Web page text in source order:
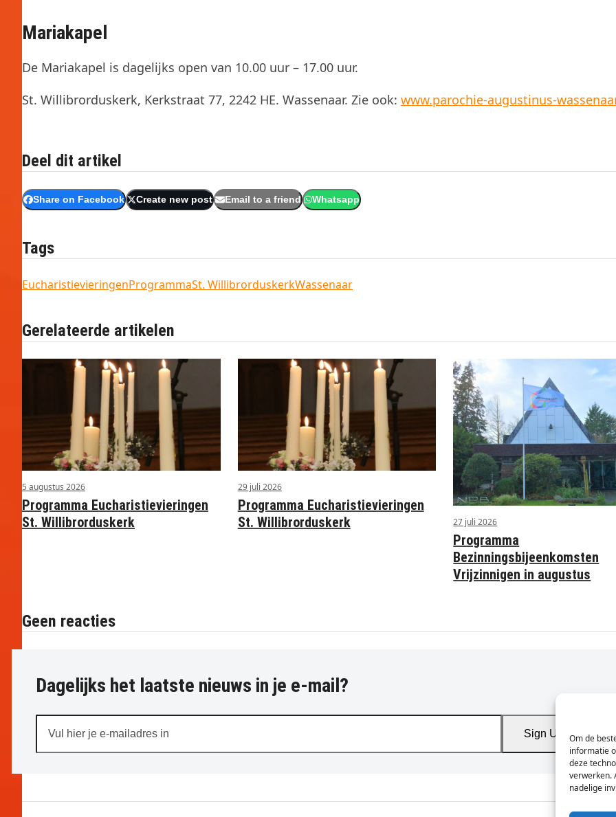
Om de
informatie
deze
verwerken.
nadelige
Mariakapel
De Mariakapel is dagelijks open van 10.00 uur – 17.00 uur.
St. Willibrorduskerk, Kerkstraat 77, 2242 HE. Wassenaar. Zie ook: www.parochie-augustinus-
Deel dit artikel
Share on Facebook Create new post Email to a friend Whatsapp
Tags
EucharistievieringenProgrammaSt. WillibrorduskerkWassenaar
Gerelateerde artikelen
5 augustus 2026
Programma Eucharistievieringen
St. Willibrorduskerk
29 juli 2026
Programma Eucharistievieringen
St. Willibrorduskerk
27 juli 2026
Programma
Bezinningsbijeenkomsten
Vrijzinnigen in augustus
Geen reacties
Dagelijks het laatste nieuws in je e-mail?
hier
je
in
Sign Up